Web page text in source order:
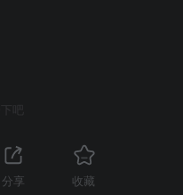
吧
分享 收藏